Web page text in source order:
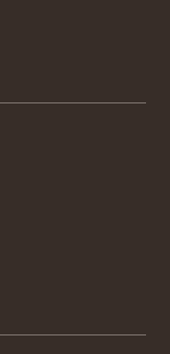
合は第三者
内において
継に伴って個
て利用する
囲，利用す